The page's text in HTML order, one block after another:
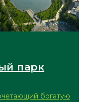
парк
богатую